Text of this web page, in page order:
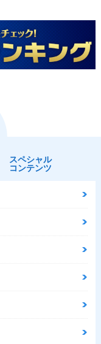
スペシャル
コンテンツ